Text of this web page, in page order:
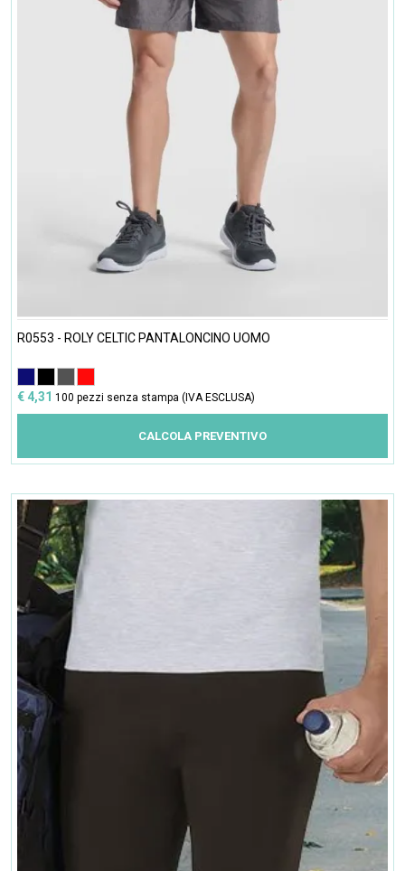
R0553 - ROLY CELTIC PANTALONCINO UOMO
€ 4,31 100 pezzi senza stampa (IVA ESCLUSA)
CALCOLA PREVENTIVO